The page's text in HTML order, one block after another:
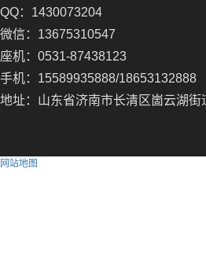
QQ：1430073204
微信：13675310547
座机：0531-87438123
手机：15589935888/18653132888
地址：山东省济南市长清区崮云湖街
网站地图